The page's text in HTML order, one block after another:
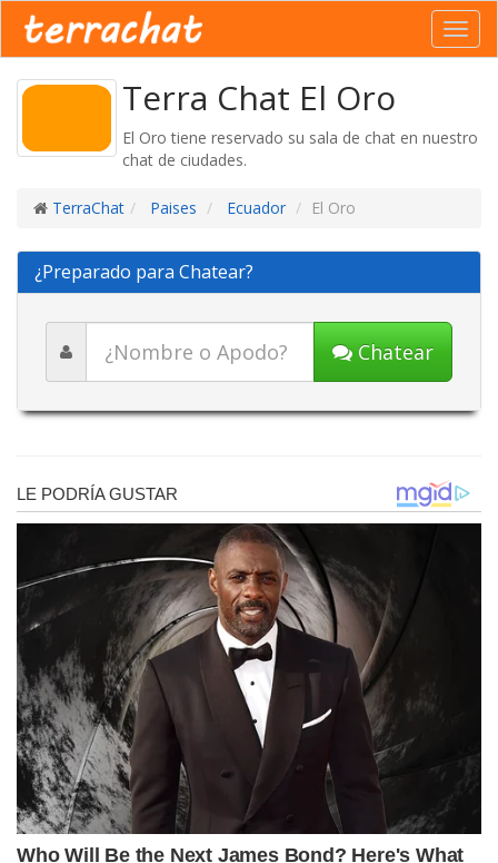
Terra Chat El Oro
El Oro tiene reservado su sala de chat en nuestro
chat de ciudades.
TerraChat Paises Ecuador El Oro
¿Preparado para Chatear?
Chatear